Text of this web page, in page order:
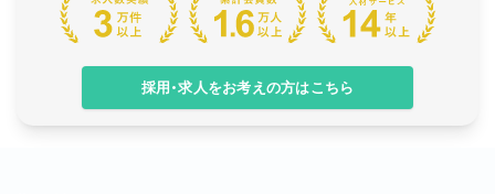
採用・求人をお考えの方はこちら